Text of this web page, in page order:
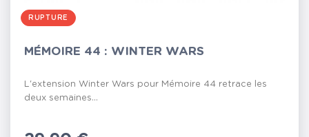
RUPTURE
MÉMOIRE 44 : WINTER WARS
L'extension Winter Wars pour Mémoire 44 retrace les
deux semaines...